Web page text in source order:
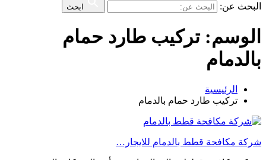
البحث عن: ابحث
الوسم:تركيب طارد حمام
بالدمام
الرئيسية
تركيب طارد حمام بالدمام
شركة مكافحة قطط بالدمام للايجار…